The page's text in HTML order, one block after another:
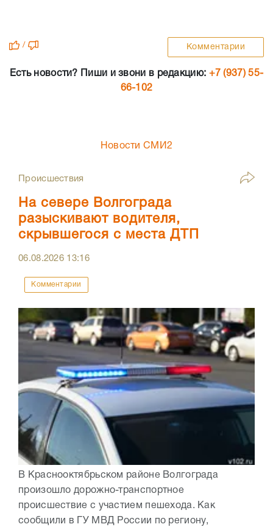
/ Комментарии
Есть новости? Пиши и звони в редакцию: +7 (937) 55-
66-102
Новости СМИ2
Происшествия
На севере Волгограда
разыскивают водителя,
скрывшегося с места ДТП
06.08.2026 13:16
Комментарии
В Краснооктябрьском районе Волгограда
произошло дорожно-транспортное
происшествие с участием пешехода. Как
сообщили в ГУ МВД России по региону,